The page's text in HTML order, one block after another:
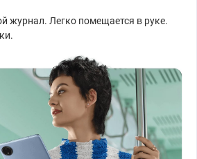
журнал. Легко помещается в руке.